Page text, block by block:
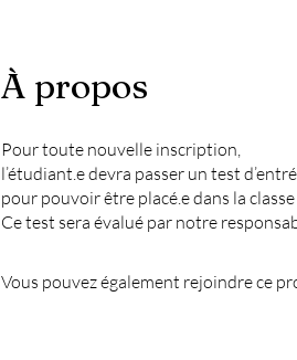
À propos
​Pour toute nouvelle inscription,
l’étudiant.e devra passer un test
pour pouvoir être placé.e dans la
Ce test sera évalué par notre
Vous pouvez également rejoindre ce